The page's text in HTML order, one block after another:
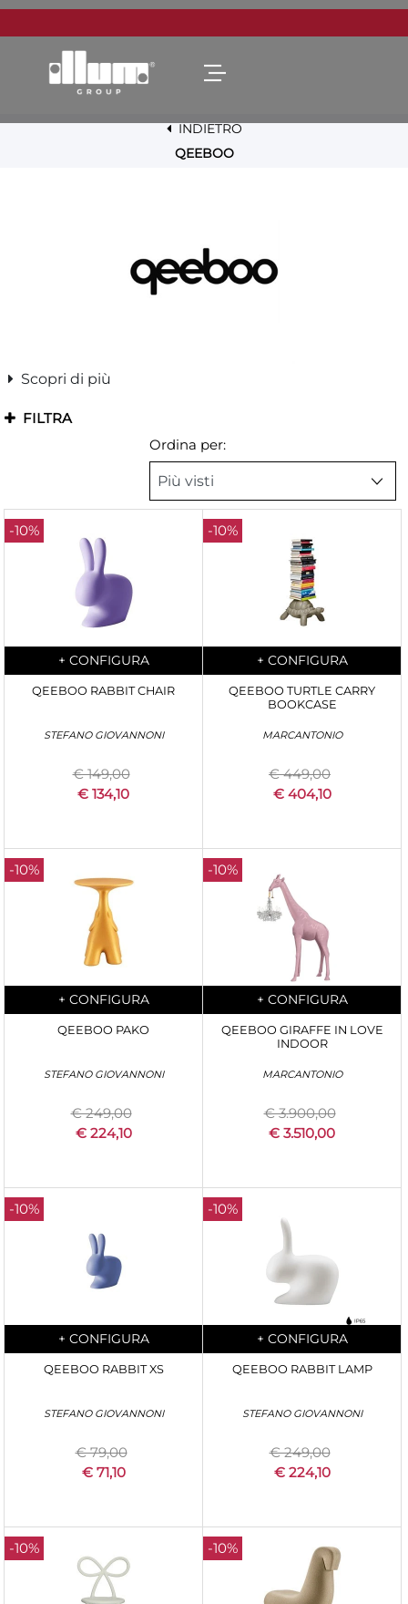
Open menu
INDIETRO
QEEBOO
Scopri di più
FILTRA
Ordina per:
-10%
Quantity
+ CONFIGURA
QEEBOO RABBIT CHAIR
STEFANO GIOVANNONI
€ 149,00
€ 134,10
-10%
Quantity
+ CONFIGURA
QEEBOO TURTLE CARRY
BOOKCASE
MARCANTONIO
€ 449,00
€ 404,10
-10%
Quantity
+ CONFIGURA
QEEBOO PAKO
STEFANO GIOVANNONI
€ 249,00
€ 224,10
-10%
Quantity
+ CONFIGURA
QEEBOO GIRAFFE IN LOVE
INDOOR
MARCANTONIO
€ 3.900,00
€ 3.510,00
-10%
Quantity
+ CONFIGURA
QEEBOO RABBIT XS
STEFANO GIOVANNONI
€ 79,00
€ 71,10
-10%
Quantity
+ CONFIGURA
QEEBOO RABBIT LAMP
STEFANO GIOVANNONI
€ 249,00
€ 224,10
-10% -10%